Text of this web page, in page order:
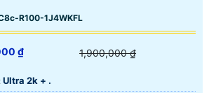
R100-1J4WKFL
₫ 1,900,000 ₫
Ultra 2k + .